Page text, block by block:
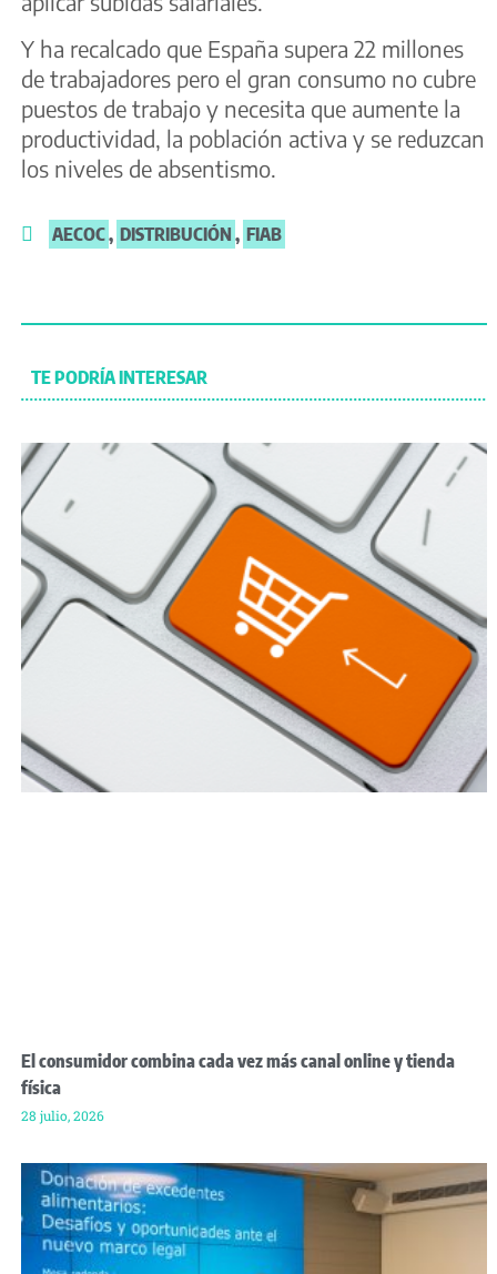
Y ha recalcado que España supera 22 millones
de trabajadores pero el gran consumo no cubre
puestos de trabajo y necesita que aumente la
productividad, la población activa y se reduzcan
los niveles de absentismo.
AECOC, DISTRIBUCIÓN , FIAB
TE PODRÍA INTERESAR
El consumidor combina cada vez más canal online y tienda
física
28 julio, 2026